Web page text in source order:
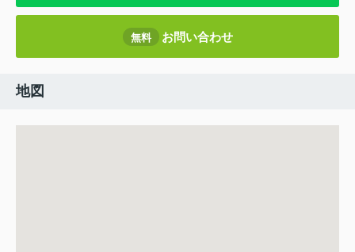
無料 お問い合わせ
地図